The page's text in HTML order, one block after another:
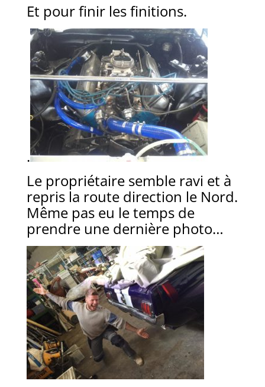
Et pour finir les finitions.
.
Le propriétaire semble ravi et à
repris la route direction le Nord.
Même pas eu le temps de
prendre une dernière photo…